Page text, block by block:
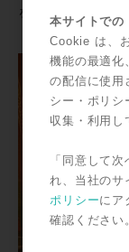
を、誇りに思っ
本サイトで
Cookie は、
機能の最適化
の配信に使用
シー・ポリ
収集・利用し
「同意して
れ、当社のサ
ポリシーにア
確認ください